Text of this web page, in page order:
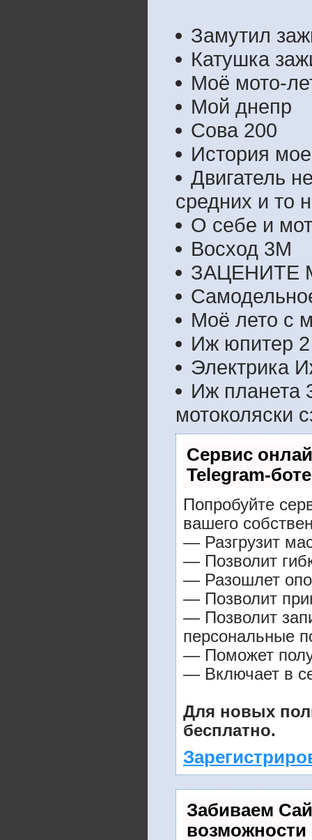
Замутил
Катушка
Моё мото-
Мой днепр
Сова 200
История
Двигатель
средних и то
О себе и
Восход 3М
ЗАЦЕНИТЕ
Моё лето с
Иж юпитер 2
Электрика
Иж планета
мотоколяски
Сервис
Telegram-боте
Попробуйте
вашего
— Разгрузит
— Позволит
— Разошлет
— Позволит
— Позволит
персональные
— Поможет
— Включает в
Для новых
бесплатно.
Забиваем
возможности